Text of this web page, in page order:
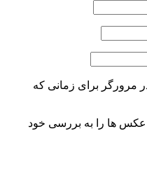
مرورگر برای زمانی که
عکس ها را به بررسی خود